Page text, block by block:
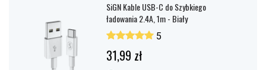
SiGN Kable USB-C do Szybkiego
ładowania 2.4A, 1m - Biały
5
31,99 zł